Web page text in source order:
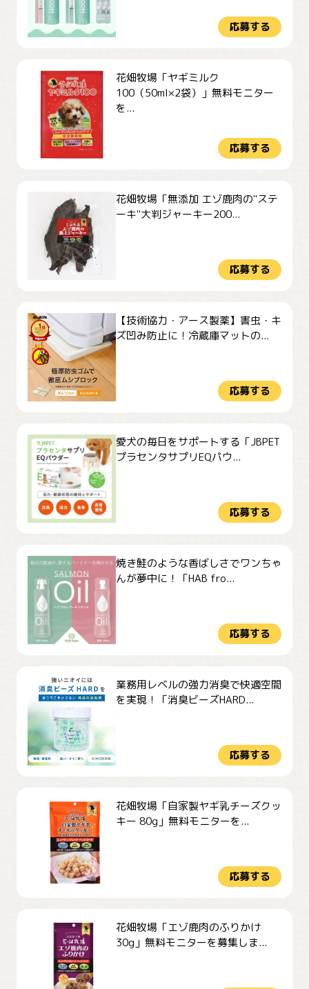
応募する
花畑牧場「ヤギミルク
100（50ml×2袋）」無料モニター
を...
応募する
花畑牧場「無添加 エゾ鹿肉の"ステ
ーキ"大判ジャーキー200...
応募する
【技術協力・アース製薬】害虫・キ
ズ凹み防止に！冷蔵庫マットの...
応募する
愛犬の毎日をサポートする「JBPET
プラセンタサプリEQパウ...
応募する
焼き鮭のような香ばしさでワンちゃ
んが夢中に！「HAB fro...
応募する
業務用レベルの強力消臭で快適空間
を実現！「消臭ビーズHARD...
応募する
花畑牧場「自家製ヤギ乳チーズクッ
キー 80g」無料モニターを...
応募する
花畑牧場「エゾ鹿肉のふりかけ
30g」無料モニターを募集しま...